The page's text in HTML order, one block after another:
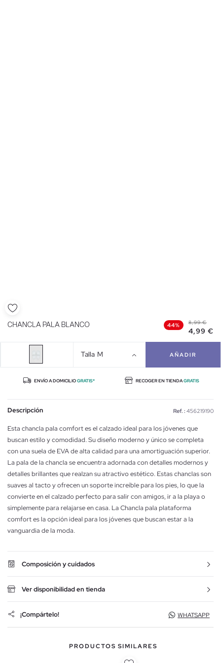
CHANCLA PALA BLANCO 44% 8,99 €
4,99 €
Talla M AÑADIR
ENVÍO A DOMICILIOGRATIS* RECOGER EN TIENDAGRATIS
Descripción Ref. : 456219190
Esta chancla pala comfort es el calzado ideal para los jóvenes que
buscan estilo y comodidad. Su diseño moderno y único se completa
con una suela de EVA de alta calidad para una amortiguación superior.
La pala de la chancla se encuentra adornada con detalles modernos y
detalles brillantes que realzan su atractivo estético. Estas chanclas son
suaves al tacto y ofrecen un soporte increíble para los pies, lo que la
convierte en el calzado perfecto para salir con amigos, ir a la playa o
simplemente para relajarse en casa. La Chancla pala plataforma
comfort es la opción ideal para los jóvenes que buscan estar a la
vanguardia de la moda.
Composición y cuidados
Ver disponibilidad en tienda
¡Compártelo! WHATSAPP
PRODUCTOS SIMILARES